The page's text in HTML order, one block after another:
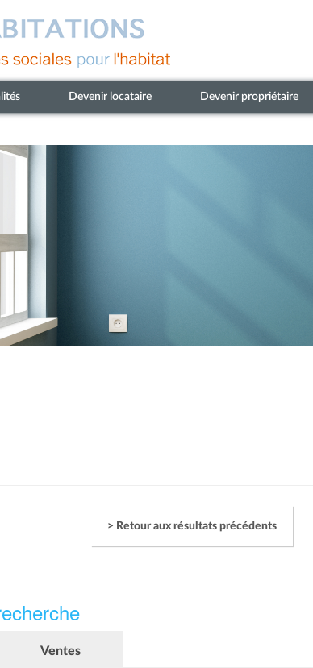
Devenir locataire Devenir propriétaire
> Retour aux résultats précédents
Ventes